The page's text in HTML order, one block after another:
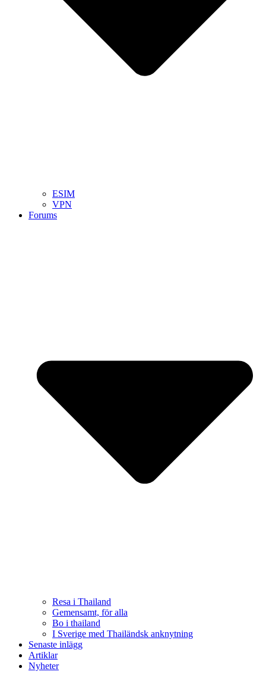
ESIM
VPN
Forums
Resa i Thailand
Gemensamt, för alla
Bo i thailand
I Sverige med Thailändsk anknytning
Senaste inlägg
Artiklar
Nyheter